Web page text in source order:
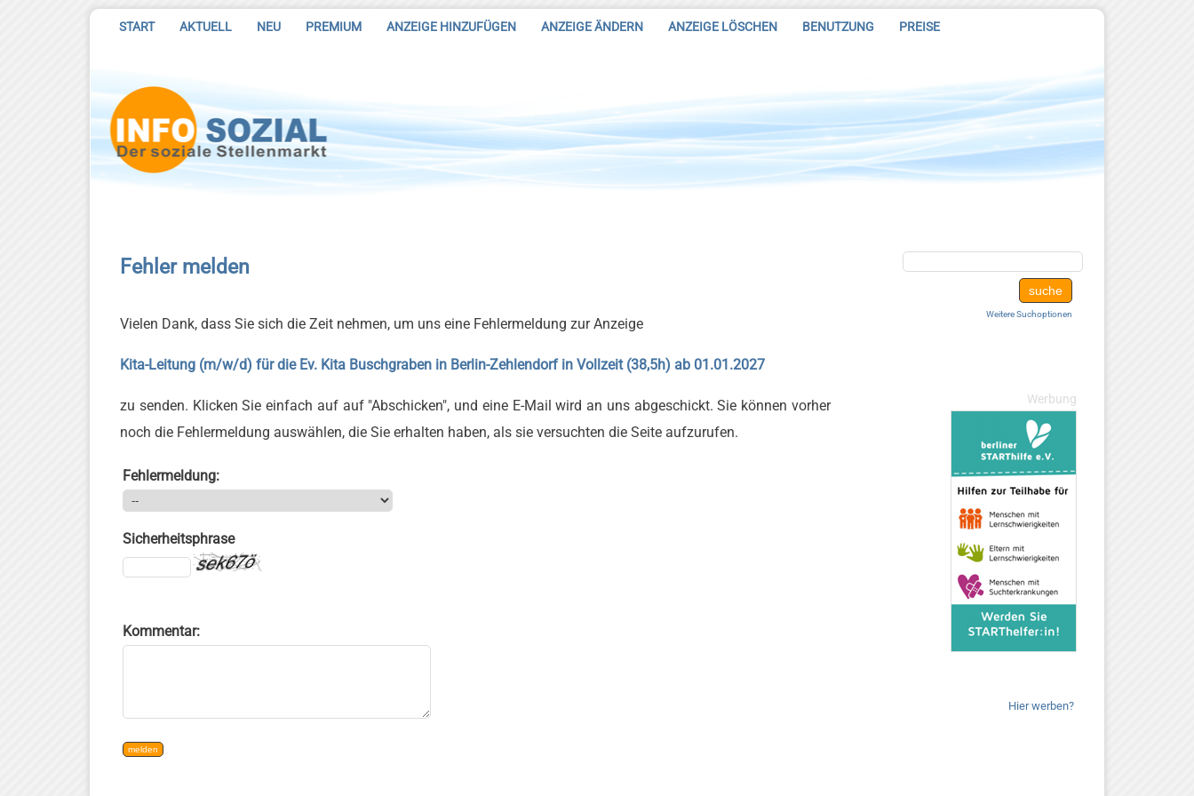
START AKTUELL NEU PREMIUM ANZEIGE HINZUFÜGEN ANZEIGE ÄNDERN ANZEIGE LÖSCHEN BENUTZUNG PREISE
Fehler melden
Vielen Dank, dass Sie sich die Zeit nehmen, um uns eine Fehlermeldung zur Anzeige
Kita-Leitung (m/w/d) für die Ev. Kita Buschgraben in Berlin-Zehlendorf in Vollzeit (38,5h) ab 01.01.2027
zu senden. Klicken Sie einfach auf auf "Abschicken", und eine E-Mail wird an uns abgeschickt. Sie können vorher
noch die Fehlermeldung auswählen, die Sie erhalten haben, als sie versuchten die Seite aufzurufen.
Fehlermeldung:
Sicherheitsphrase
Kommentar:
Weitere Suchoptionen
Werbung
Hier werben?